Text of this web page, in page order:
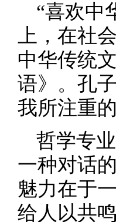
“喜欢中
上，在社
中华传统
语》。孔
我所注重
哲学专
一种对话
魅力在于
给人以共